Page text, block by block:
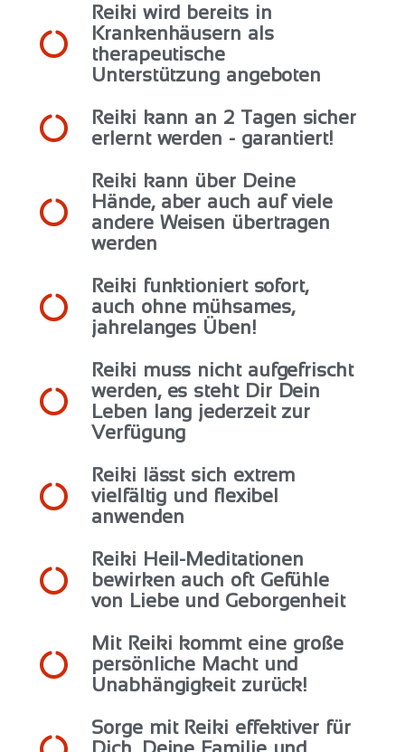
Reiki wird bereits in
Krankenhäusern als
therapeutische
Unterstützung angeboten
Reiki kann an 2 Tagen sicher
erlernt werden - garantiert!
Reiki kann über Deine
Hände, aber auch auf viele
andere Weisen übertragen
werden
Reiki funktioniert sofort,
auch ohne mühsames,
jahrelanges Üben!
Reiki muss nicht aufgefrischt
werden, es steht Dir Dein
Leben lang jederzeit zur
Verfügung
Reiki lässt sich extrem
vielfältig und flexibel
anwenden
Reiki Heil-Meditationen
bewirken auch oft Gefühle
von Liebe und Geborgenheit
Mit Reiki kommt eine große
persönliche Macht und
Unabhängigkeit zurück!
Sorge mit Reiki effektiver für